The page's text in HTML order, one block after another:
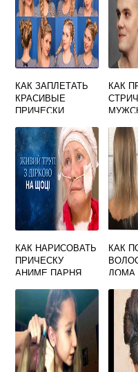
КАК ЗАПЛЕТАТЬ
КРАСИВЫЕ
ПРИЧЕСКИ
КАК
КАК НАРИСОВАТЬ
ПРИЧЕСКУ
АНИМЕ ПАРНЯ
КАК
ДОМА